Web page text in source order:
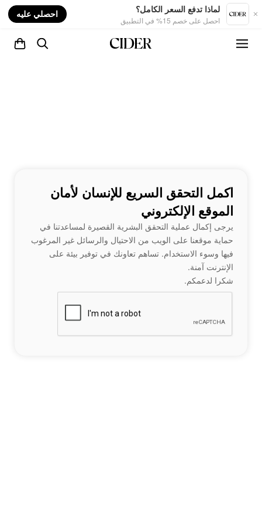
لماذا تدفع السعر الكامل؟
احصل على خصم 15% في التطبيق
احصلي عليه
اكمل التحقق السريع للإنسان لأمان
الموقع الإلكتروني
يرجى إكمال عملية التحقق البشرية القصيرة لمساعدتنا في
حماية موقعنا على الويب من الاحتيال والرسائل غير المرغوب
فيها وسوء الاستخدام. تساهم تعاونك في توفير بيئة على
الإنترنت آمنة.
شكرا لدعمكم.